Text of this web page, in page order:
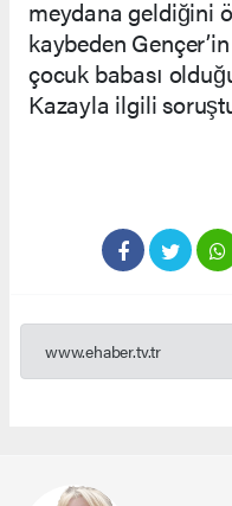
meydana geldiğini
kaybeden
çocuk babası
Kazayla ilgili
www.ehaber.tv.tr